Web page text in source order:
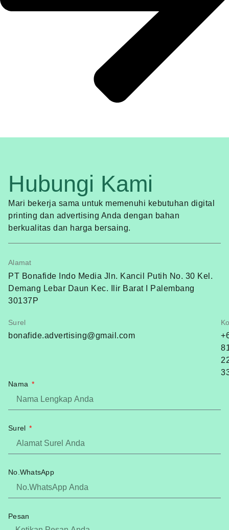
Hubungi Kami
Mari bekerja sama untuk memenuhi kebutuhan digital
printing dan advertising Anda dengan bahan
berkualitas dan harga bersaing.
Alamat
PT Bonafide Indo Media Jln. Kancil Putih No. 30 Kel.
Demang Lebar Daun Kec. Ilir Barat I Palembang
30137P
Surel
bonafide.advertising@gmail.com
Nama
Surel
No.WhatsApp
Pesan